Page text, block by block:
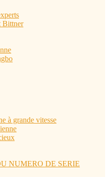
Bittner
à grande vitesse
NUMERO DE SERIE